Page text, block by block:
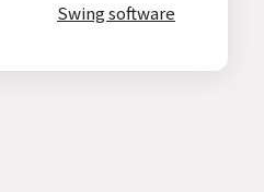
Swing software